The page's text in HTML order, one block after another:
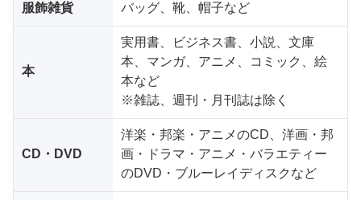
服飾雑貨 バッグ、靴、帽子など
本
実用書、ビジネス書、小説、文庫
本、マンガ、アニメ、コミック、絵
本など
※雑誌、週刊・月刊誌は除く
CD・DVD
洋楽・邦楽・アニメのCD、洋画・邦
画・ドラマ・アニメ・バラエティー
のDVD・ブルーレイディスクなど